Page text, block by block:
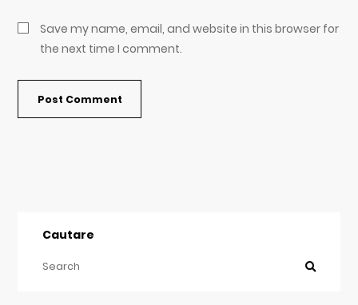
Save my name, email, and website in this browser for
the next time I comment.
Cautare